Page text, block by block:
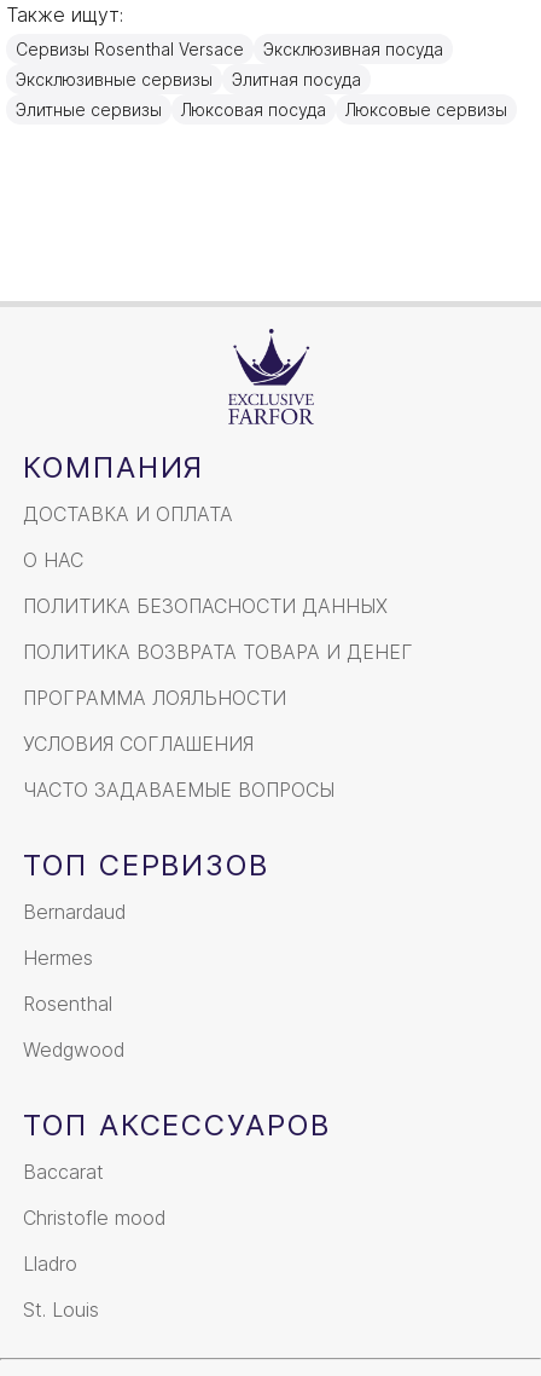
Страна производителя
Материал
Золото, Фарфор
Также ищут:
Сервизы Rosenthal Versace
Эксклюзивная посуда
Эксклюзивные сервизы
Элитная посуда
Элитные сервизы
Люксовая посуда Люксовые сервизы
КОМПАНИЯ
ДОСТАВКА И ОПЛАТА
О НАС
ПОЛИТИКА БЕЗОПАСНОСТИ ДАННЫХ
ПОЛИТИКА ВОЗВРАТА ТОВАРА И ДЕНЕГ
ПРОГРАММА ЛОЯЛЬНОСТИ
УСЛОВИЯ СОГЛАШЕНИЯ
ЧАСТО ЗАДАВАЕМЫЕ ВОПРОСЫ
ТОП СЕРВИЗОВ
Bernardaud
Hermes
Rosenthal
Wedgwood
ТОП АКСЕССУАРОВ
Baccarat
Christofle mood
Lladro
St. Louis